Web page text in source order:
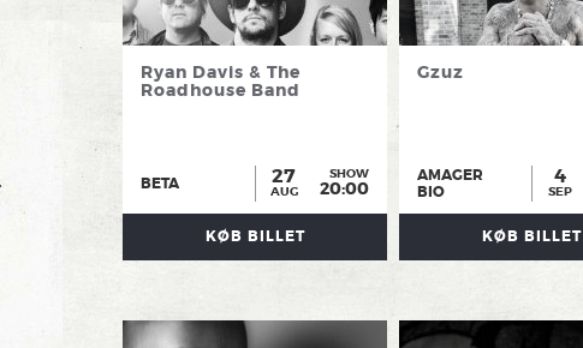
Ryan Davis & The
Roadhouse Band
BETA 27
AUG
SHOW
20:00
KØB BILLET
Gzuz
AMAGER
BIO
4
SEP
KØB BILLET